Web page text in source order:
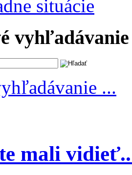
situácie
vyhľadávanie
...
mali